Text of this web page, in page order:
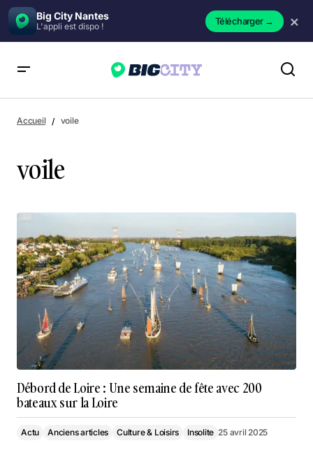
Big City Nantes
L'appli est dispo ! Télécharger→ ×
Accueil voile
voile
Débord de Loire : Une semaine de fête avec 200
bateaux sur la Loire
Actu Anciens articles Culture & Loisirs Insolite 25 avril 2025